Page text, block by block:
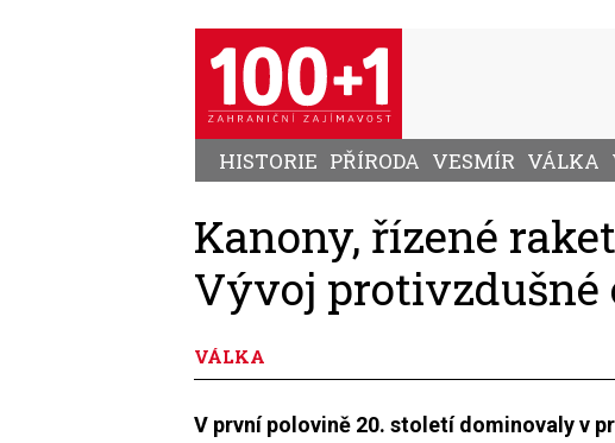
HISTORIE PŘÍRODA VESMÍR VÁLKA
Kanony, řízené
Vývoj protivzdušné
VÁLKA
V první polovině 20. století dominovaly v